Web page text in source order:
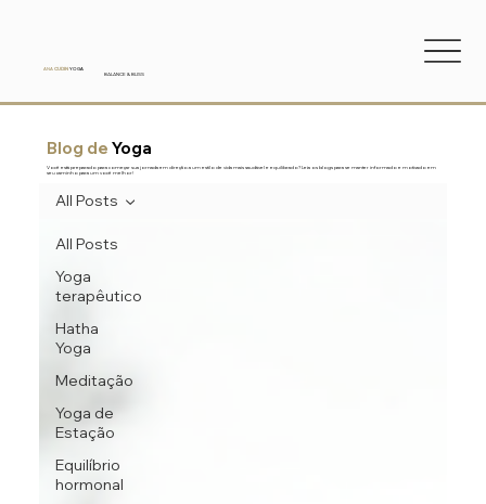
ANA CUDIN YOGA
BALANCE & BLISS
Blog de Yoga
Você está preparado para começar sua jornada em direção a um estilo de vida mais saudável e equilibrado? Leia os blogs para se manter informado e motivado em
seu caminho para um você melhor!
All Posts
Yoga
terapêutico
Hatha
Yoga
Meditação
Yoga de
Estação
Equilíbrio
hormonal
All Posts